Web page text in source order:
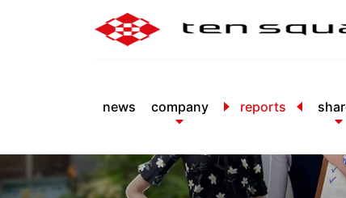
news company reports